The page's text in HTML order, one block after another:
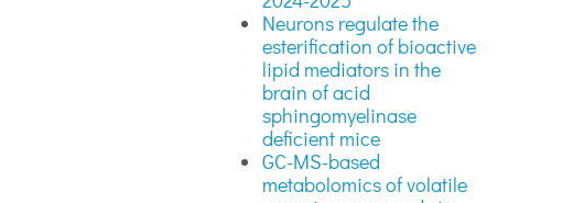
Neurons regulate the
esterification of bioactive
lipid mediators in the
brain of acid
sphingomyelinase
deficient mice
GC-MS-based
metabolomics of volatile